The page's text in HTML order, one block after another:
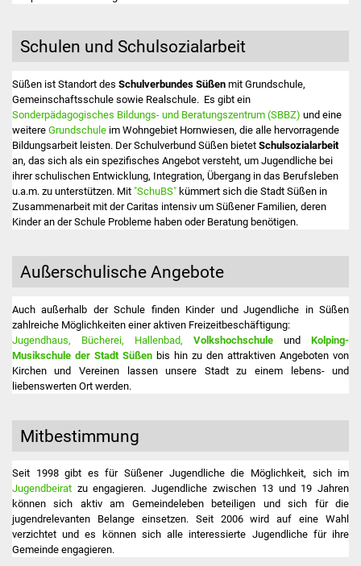
Gesundheit und Notfall
Ärzte und Apotheken
Pflege von Angehörigen
Hitzewarnung / UV-
Index
ÖPNV
Kultur & Freizeit
Veranstaltungen
Einrichtungen
Hallenbad
Schulen und Schulsozialarbeit
Süßen ist Standort des Schulverbundes Süßenmit Grundschule,
Gemeinschaftsschule sowie Realschule. Es gibt ein
Sonderpädagogisches Bildungs- und Beratungszentrum (SBBZ) und eine
weitere Grundschuleim Wohngebiet Hornwiesen, die alle hervorragende
Bildungsarbeit leisten. Der Schulverbund Süßen bietet Schulsozialarbeit
an, das sich als ein spezifisches Angebot versteht, um Jugendliche bei
ihrer schulischen Entwicklung, Integration, Übergang in das Berufsleben
u.a.m. zu unterstützen. Mit "SchuBS"kümmert sich die Stadt Süßen in
Zusammenarbeit mit der Caritas intensiv um Süßener Familien, deren
Kinder an der Schule Probleme haben oder Beratung benötigen.
Außerschulische Angebote
Auch außerhalb der Schule finden Kinder und Jugendliche in Süßen
zahlreiche Möglichkeiten einer aktiven Freizeitbeschäftigung:
Jugendhaus, Bücherei, Hallenbad, Volkshochschule undKolping-
Musikschule der Stadt Süßenbis hin zu den attraktiven Angeboten von
Kirchen und Vereinen lassen unsere Stadt zu einem lebens- und
liebenswerten Ort werden.
Mitbestimmung
Seit 1998 gibt es für Süßener Jugendliche die Möglichkeit, sich im
Jugendbeiratzu engagieren. Jugendliche zwischen 13 und 19 Jahren
können sich aktiv am Gemeindeleben beteiligen und sich für die
jugendrelevanten Belange einsetzen. Seit 2006 wird auf eine Wahl
verzichtet und es können sich alle interessierte Jugendliche für ihre
Gemeinde engagieren.